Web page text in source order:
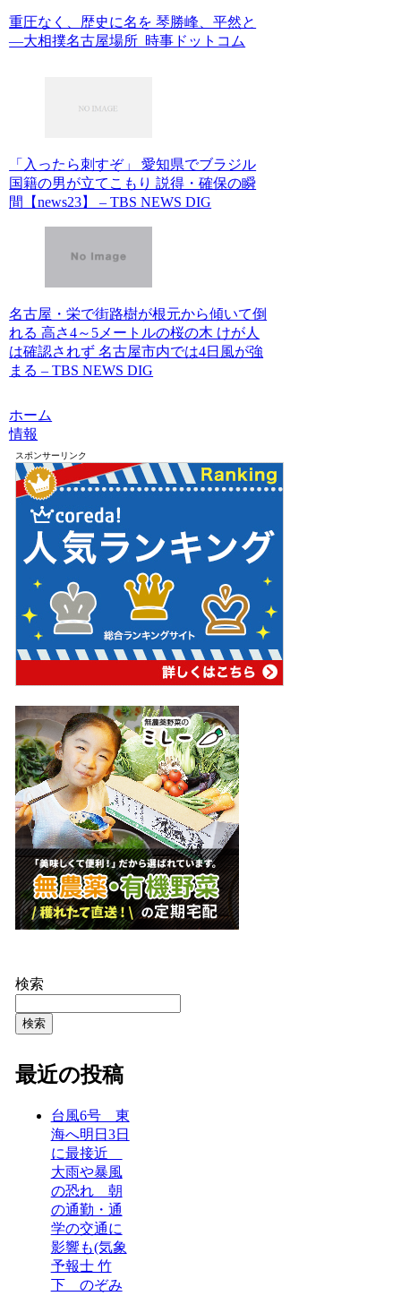
重圧なく、歴史に名を 琴勝峰、平然と
―大相撲名古屋場所 時事ドットコム
「入ったら刺すぞ」 愛知県でブラジル
国籍の男が立てこもり 説得・確保の瞬
間【news23】 – TBS NEWS DIG
名古屋・栄で街路樹が根元から傾いて倒
れる 高さ4～5メートルの桜の木 けが人
は確認されず 名古屋市内では4日風が強
まる – TBS NEWS DIG
ホーム
情報
スポンサーリンク
検索
検索
最近の投稿
台風6号 東
海へ明日3日
に最接近
大雨や暴風
の恐れ 朝
の通勤・通
学の交通に
影響も(気象
予報士 竹
下 のぞみ